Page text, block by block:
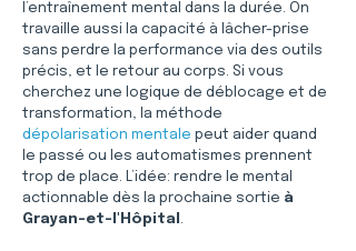
l’entraînement mental dans la durée. On
travaille aussi la capacité à lâcher-prise
sans perdre la performance via des outils
précis, et le retour au corps. Si vous
cherchez une logique de déblocage et de
transformation, la méthode
dépolarisation mentale peut aider quand
le passé ou les automatismes prennent
trop de place. L’idée: rendre le mental
actionnable dès la prochaine sortie à
Grayan-et-l'Hôpital .